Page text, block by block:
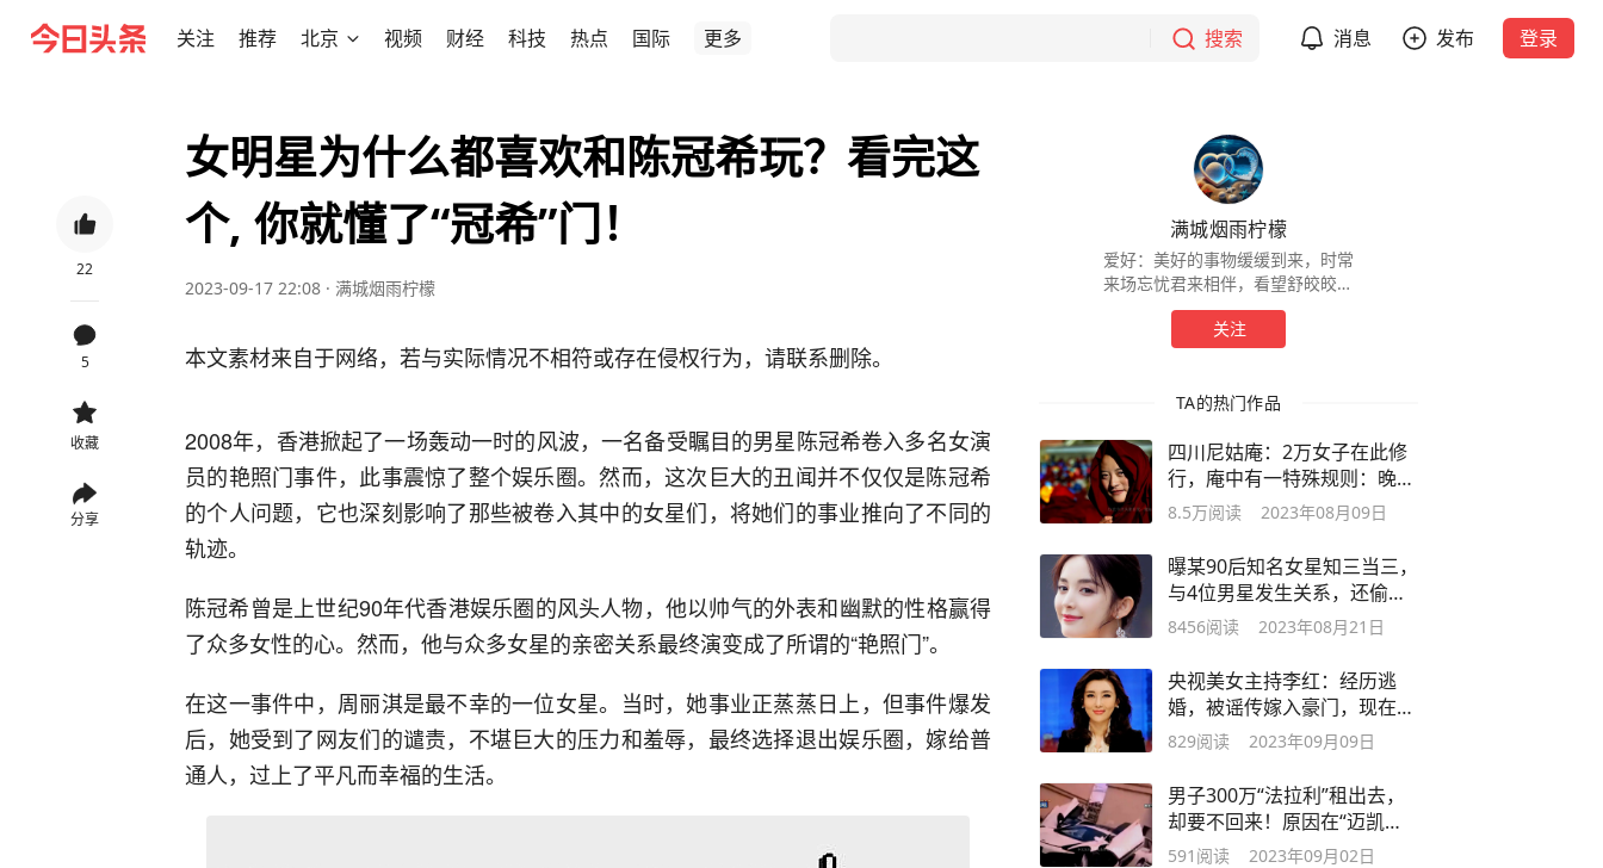
关注 推荐 北京 视频 财经 科技 热点 国际 更多 搜索 消息 发布 登录
22
5
收藏
分享
女明星为什么都喜欢和陈冠希玩？看完这
个, 你就懂了“冠希”门！
2023-09-17 22:08 · 满城烟雨柠檬
本文素材来自于网络，若与实际情况不相符或存在侵权行为，请联系删除。
2008年，香港掀起了一场轰动一时的风波，一名备受瞩目的男星陈冠希卷入多名女演
员的艳照门事件，此事震惊了整个娱乐圈。然而，这次巨大的丑闻并不仅仅是陈冠希
的个人问题，它也深刻影响了那些被卷入其中的女星们，将她们的事业推向了不同的
轨迹。
陈冠希曾是上世纪90年代香港娱乐圈的风头人物，他以帅气的外表和幽默的性格赢得
了众多女性的心。然而，他与众多女星的亲密关系最终演变成了所谓的“艳照门”。
在这一事件中，周丽淇是最不幸的一位女星。当时，她事业正蒸蒸日上，但事件爆发
后，她受到了网友们的谴责，不堪巨大的压力和羞辱，最终选择退出娱乐圈，嫁给普
通人，过上了平凡而幸福的生活。
满城烟雨柠檬
爱好：美好的事物缓缓到来，时常
来场忘忧君来相伴，看望舒皎皎在
故乡的桃花酿的海边
关注
TA的热门作品
四川尼姑庵：2万女子在此修
行，庵中有一特殊规则：晚上
禁止购物
8.5万阅读 2023年08月09日
曝某90后知名女星知三当三，
与4位男星发生关系，还偷情
被抓原行
8456阅读 2023年08月21日
央视美女主持李红：经历逃
婚，被谣传嫁入豪门，现在结
局怎样了？
829阅读 2023年09月09日
男子300万“法拉利”租出去，
却要不回来！原因在“迈凯
伦”？
591 阅读 2023年09月02日